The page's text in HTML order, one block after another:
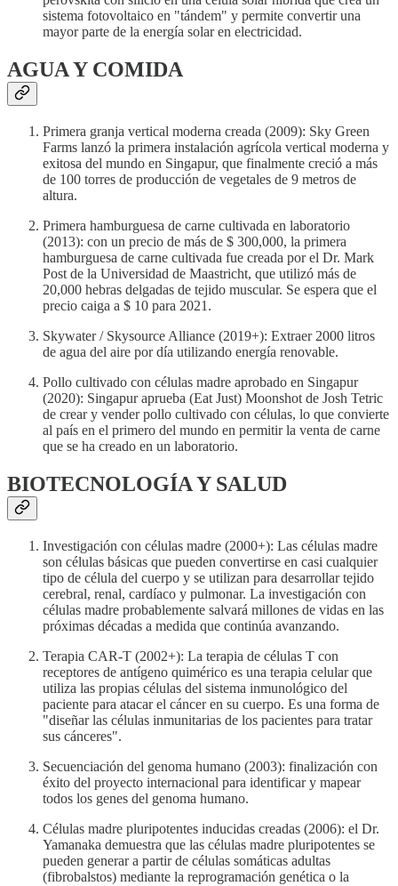
sistema fotovoltaico en "tándem" y permite convertir una
mayor parte de la energía solar en electricidad.
AGUA Y COMIDA
Primera granja vertical moderna creada (2009): Sky Green
Farms lanzó la primera instalación agrícola vertical moderna y
exitosa del mundo en Singapur, que finalmente creció a más
de 100 torres de producción de vegetales de 9 metros de
altura.
Primera hamburguesa de carne cultivada en laboratorio
(2013): con un precio de más de $ 300,000, la primera
hamburguesa de carne cultivada fue creada por el Dr. Mark
Post de la Universidad de Maastricht, que utilizó más de
20,000 hebras delgadas de tejido muscular. Se espera que el
precio caiga a $ 10 para 2021.
Skywater / Skysource Alliance (2019+): Extraer 2000 litros
de agua del aire por día utilizando energía renovable.
Pollo cultivado con células madre aprobado en Singapur
(2020): Singapur aprueba (Eat Just) Moonshot de Josh Tetric
de crear y vender pollo cultivado con células, lo que convierte
al país en el primero del mundo en permitir la venta de carne
que se ha creado en un laboratorio.
BIOTECNOLOGÍA Y SALUD
Investigación con células madre (2000+): Las células madre
son células básicas que pueden convertirse en casi cualquier
tipo de célula del cuerpo y se utilizan para desarrollar tejido
cerebral, renal, cardíaco y pulmonar. La investigación con
células madre probablemente salvará millones de vidas en las
próximas décadas a medida que continúa avanzando.
Terapia CAR-T (2002+): La terapia de células T con
receptores de antígeno quimérico es una terapia celular que
utiliza las propias células del sistema inmunológico del
paciente para atacar el cáncer en su cuerpo. Es una forma de
"diseñar las células inmunitarias de los pacientes para tratar
sus cánceres".
Secuenciación del genoma humano (2003): finalización con
éxito del proyecto internacional para identificar y mapear
todos los genes del genoma humano.
Células madre pluripotentes inducidas creadas (2006): el Dr.
Yamanaka demuestra que las células madre pluripotentes se
pueden generar a partir de células somáticas adultas
(fibrobalstos) mediante la reprogramación genética o la